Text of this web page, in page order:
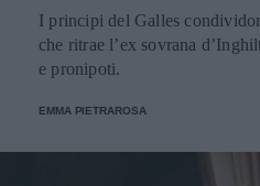
I principi del Galles
che ritrae l’ex sovrana
e pronipoti.
EMMA PIETRAROSA